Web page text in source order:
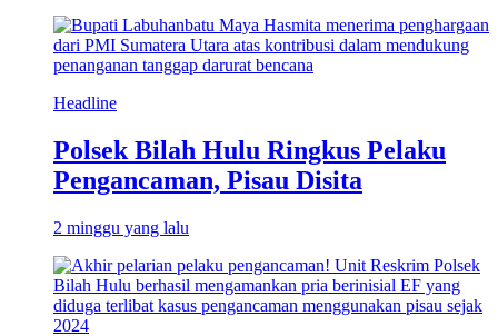
Headline
Polsek Bilah Hulu Ringkus Pelaku
Pengancaman, Pisau Disita
2 minggu yang lalu